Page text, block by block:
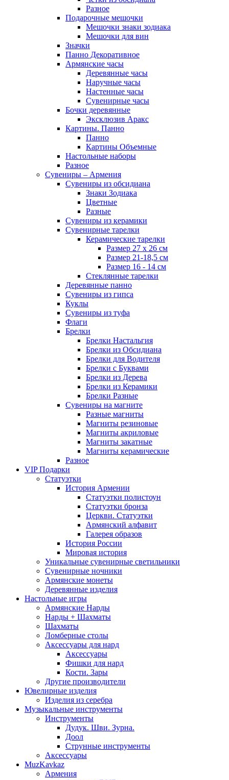
Разное
Подарочные мешочки
Мешочки знаки зодиака
Мешочки для вин
Значки
Панно Декоративное
Армянские часы
Деревянные часы
Наручные часы
Настенные часы
Сувенирные часы
Бочки деревянные
Эксклюзив Аракс
Картины. Панно
Панно
Картины Объемные
Настольные наборы
Разное
Сувениры – Армения
Сувениры из обсидиана
Знаки Зодиака
Цветные
Разные
Сувениры из керамики
Сувенирные тарелки
Керамические тарелки
Размер 27 х 26 см
Размер 21-18,5 см
Размер 16 - 14 см
Стеклянные тарелки
Деревянные панно
Сувениры из гипса
Куклы
Сувениры из туфа
Флаги
Брелки
Брелки Настальгия
Брелки из Обсидиана
Брелки для Водителя
Брелки с Буквами
Брелки из Дерева
Брелки из Керамики
Брелки Разные
Сувениры на магните
Разные магниты
Магниты резиновые
Магниты акриловые
Магниты закатные
Магниты керамические
Разное
VIP Подарки
Статуэтки
История Армении
Статуэтки полистоун
Статуэтки бронза
Церкви. Статуэтки
Армянский алфавит
Галерея образов
История России
Мировая история
Уникальные сувенирные светильники
Сувенирные ночники
Армянские монеты
Деревянные изделия
Настольные игры
Армянские Нарды
Нарды + Шахматы
Шахматы
Ломберные столы
Аксессуары для нард
Аксессуары
Фишки для нард
Кости. Зары
Другие производители
Ювелирные изделия
Изделия из серебра
Музыкальные инструменты
Инструменты
Дудук. Шви. Зурна.
Доол
Струнные инструменты
Аксессуары
MuzKavkaz
Армения